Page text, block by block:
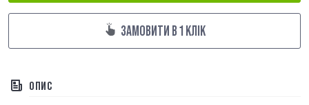
ЗАМОВИТИ В 1 КЛІК
ОПИС